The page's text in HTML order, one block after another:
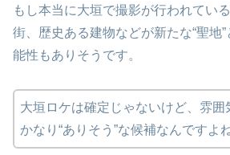
もし本当に大垣で撮影が行われてい
街、歴史ある建物などが新たな“聖地
能性もありそうです。
大垣ロケは確定じゃないけど、雰囲
かなり“ありそう”な候補なんですよ